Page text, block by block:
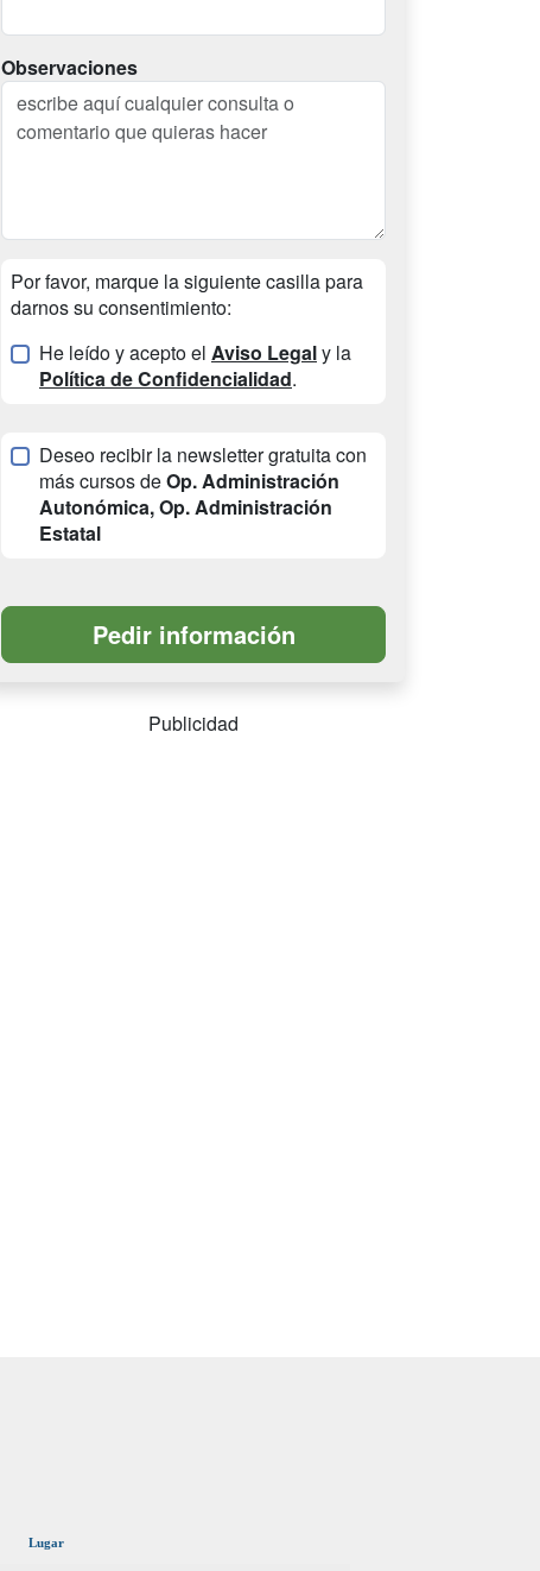
Observaciones
Por favor, marque la siguiente casilla para
darnos su consentimiento:
He leído y acepto el Aviso Legaly la
Política de Confidencialidad.
Deseo recibir la newsletter gratuita con
más cursos deOp. Administración
Autonómica, Op. Administración
Estatal
Publicidad
Lugar